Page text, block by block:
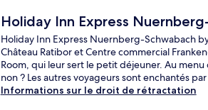
Holiday Inn Express
Holiday Inn Express Nuernberg-Schwabach
Château Ratibor et Centre commercial
Room, qui leur sert le petit déjeuner. Au
non ? Les autres voyageurs sont enchantés
Informations sur le droit de rétractation